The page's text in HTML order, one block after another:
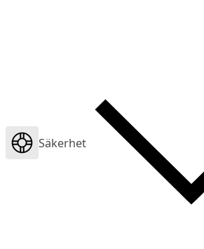
Säkerhet